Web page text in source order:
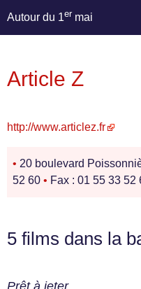
Autour du 1er mai
Article Z
http://www.articlez.fr
• 20 boulevard
52 60 • Fax : 01 55 33 52
5 films dans la